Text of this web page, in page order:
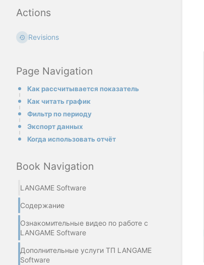
Actions
Revisions
Page Navigation
Как рассчитывается показатель
Как читать график
Фильтр по периоду
Экспорт данных
Когда использовать отчёт
Book Navigation
LANGAME Software
Содержание
Ознакомительные видео по работе с
LANGAME Software
Дополнительные услуги ТП LANGAME
Software